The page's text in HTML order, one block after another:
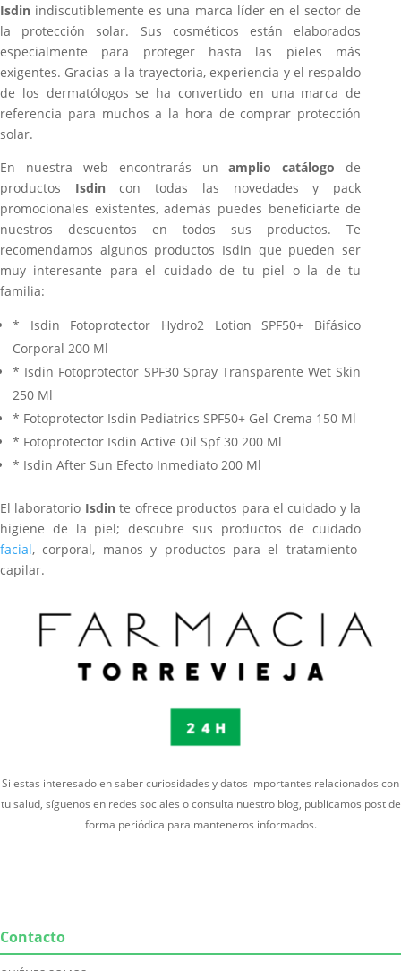
Isdin indiscutiblemente es una marca líder en el sector de
la protección solar. Sus cosméticos están elaborados
especialmente para proteger hasta las pieles más
exigentes. Gracias a la trayectoria, experiencia y el respaldo
de los dermatólogos se ha convertido en una marca de
referencia para muchos a la hora de comprar protección
solar.
En nuestra web encontrarás unamplio catálogo de
productos Isdincon todas las novedades y pack
promocionales existentes, además puedes beneficiarte de
nuestros descuentos en todos sus productos. Te
recomendamos algunos productos Isdin que pueden ser
muy interesante para el cuidado de tu piel o la de tu
familia:
* Isdin Fotoprotector Hydro2 Lotion SPF50+ Bifásico
Corporal 200 Ml
* Isdin Fotoprotector SPF30 Spray Transparente Wet Skin
250 Ml
* Fotoprotector Isdin Pediatrics SPF50+ Gel-Crema 150 Ml
* Fotoprotector Isdin Active Oil Spf 30 200 Ml
* Isdin After Sun Efecto Inmediato 200 Ml
El laboratorio Isdinte ofrece productos para el cuidado y la
higiene de la piel; descubre sus productos de cuidado
facial, corporal, manos y productos para el tratamiento
capilar.
Si estas interesado en saber curiosidades y datos importantes relacionados con
tu salud, síguenos en redes sociales o consulta nuestro blog, publicamos post de
forma periódica para manteneros informados.
Contacto